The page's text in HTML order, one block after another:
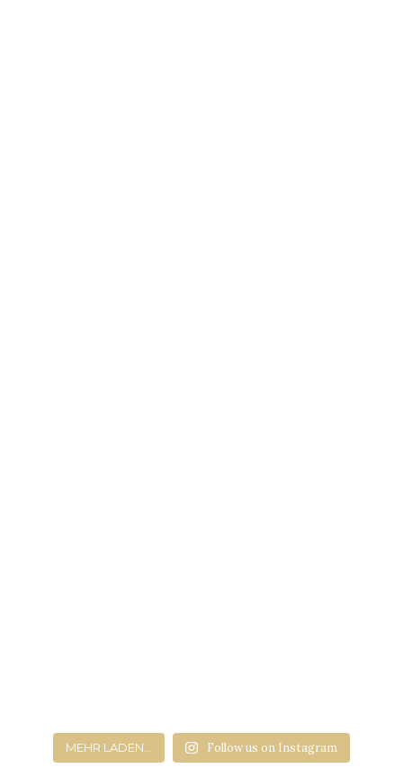
MEHR LADEN... Follow us on Instagram